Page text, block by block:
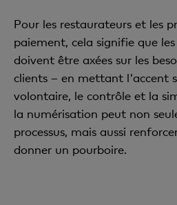
Pour les restaurateurs et les
paiement, cela signifie que
doivent être axées sur les
clients – en mettant l'accent
volontaire, le contrôle et la
la numérisation peut non
processus, mais aussi
donner un pourboire.